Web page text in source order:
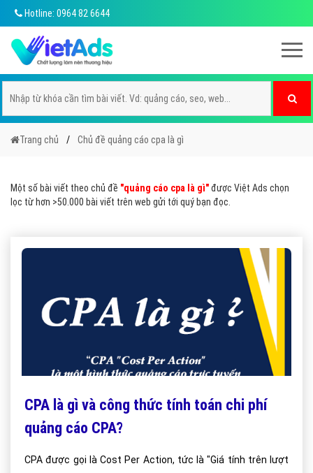
Hotline: 0964 82 6644
Trang chủ Chủ đề quảng cáo cpa là gì
Một số bài viết theo chủ đề "quảng cáo cpa là gì"được Việt Ads chọn
lọc từ hơn >50.000 bài viết trên web gửi tới quý bạn đọc.
CPA là gì và công thức tính toán chi phí
quảng cáo CPA?
CPA được gọi là Cost Per Action, tức là "Giá tính trên lượt